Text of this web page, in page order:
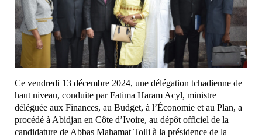
Ce vendredi 13 décembre 2024, une délégation tchadienne de
haut niveau, conduite par Fatima Haram Acyl, ministre
déléguée aux Finances, au Budget, à l’Économie et au Plan, a
procédé à Abidjan en Côte d’Ivoire, au dépôt officiel de la
candidature de Abbas Mahamat Tolli à la présidence de la